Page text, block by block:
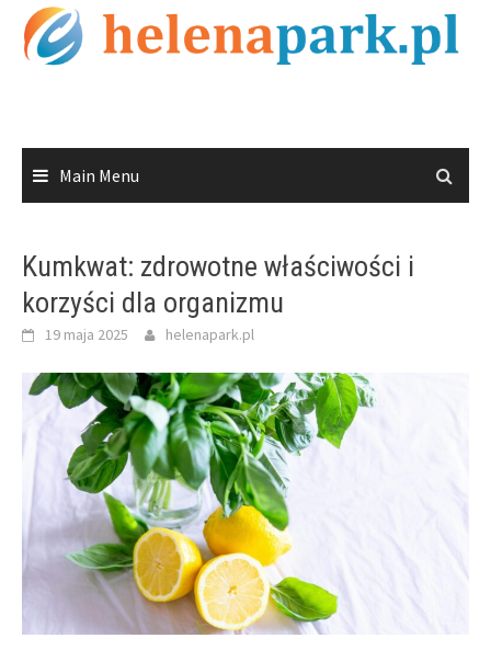
Skip
content
Main Menu
Kumkwat: zdrowotne właściwości i
korzyści dla organizmu
19 maja 2025 helenapark.pl